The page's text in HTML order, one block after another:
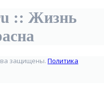
:: Жизнь
защищены. Политика